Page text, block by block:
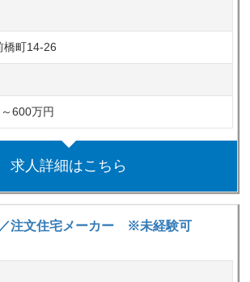
橋町14-26
600万円
求人詳細はこちら
注文住宅メーカー ※未経験可